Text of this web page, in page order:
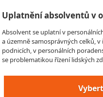
Uplatnění absolventů v
Absolvent se uplatní v
a územně samosprávných celků,
podnicích, v personálních
se problematikou řízení lidských